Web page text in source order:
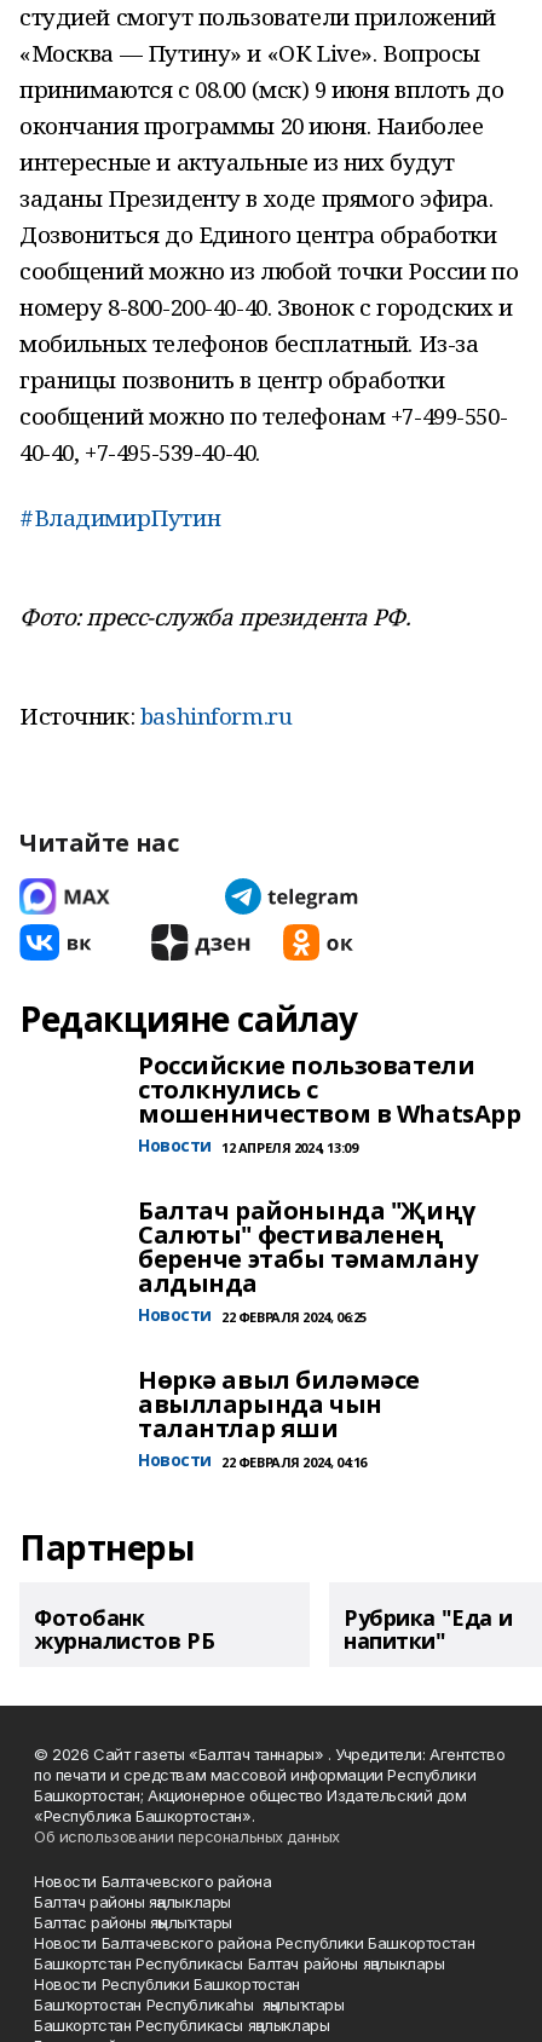
студией смогут пользователи приложений
«Москва — Путину» и «ОК Live». Вопросы
принимаются с 08.00 (мск) 9 июня вплоть до
окончания программы 20 июня. Наиболее
интересные и актуальные из них будут
заданы Президенту в ходе прямого эфира.
Дозвониться до Единого центра обработки
сообщений можно из любой точки России по
номеру 8-800-200-40-40. Звонок с городских и
мобильных телефонов бесплатный. Из-за
границы позвонить в центр обработки
сообщений можно по телефонам +7-499-550-
40-40, +7-495-539-40-40.
#ВладимирПутин
Фото: пресс-служба президента РФ.
Источник: bashinform.ru
Читайте нас
Редакцияне сайлау
Российские пользователи
столкнулись с
мошенничеством в WhatsApp
Новости 12 АПРЕЛЯ 2024, 13:09
Балтач районында "Җиңү
Салюты" фестиваленең
беренче этабы тәмамлану
алдында
Новости 22 ФЕВРАЛЯ 2024, 06:25
Нөркә авыл биләмәсе
авылларында чын
талантлар яши
Новости 22 ФЕВРАЛЯ 2024, 04:16
Партнеры
Фотобанк
журналистов РБ
Рубрика "Еда и
напитки"
© 2026 Сайт газеты «Балтач таннары» . Учредители: Агентство
по печати и средствам массовой информации Республики
Башкортостан; Акционерное общество Издательский дом
«Республика Башкортостан».
Об использовании персональных данных
Новости Балтачевского района
Балтач районы яңалыклары
Балтас районы яңылыҡтары
Новости Балтачевского района Республики Башкортостан
Башкортстан Республикасы Балтач районы яңалыклары
Новости Республики Башкортостан
Башҡортостан Республикаһы яңылыҡтары
Башкортстан Республикасы яңалыклары